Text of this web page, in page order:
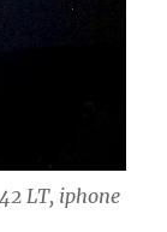
LT, iphone